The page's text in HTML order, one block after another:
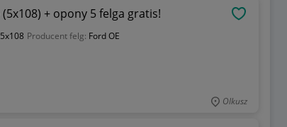
Komplet felg aluminiowych 16" Ford Mondeo (5x108) + opony 5 felga gratis!
5x108 Producent felg: Ford OE
Olkusz